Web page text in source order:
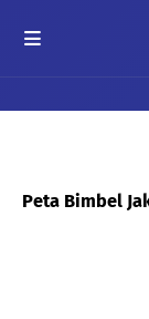
Peta Bimbel